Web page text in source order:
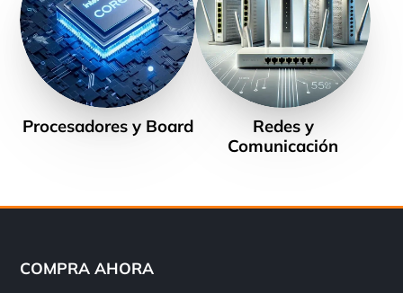
Procesadores y Board
Redes y
Comunicación
COMPRA AHORA